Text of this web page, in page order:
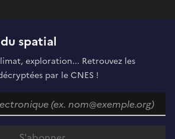
spatial
exploration... Retrouvez les
par le CNES !